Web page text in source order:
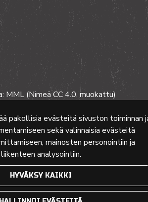
pakollisia evästeitä sivuston toiminnan
sekä valinnaisia evästeitä
mainosten personointiin ja
liikenteen analysointiin.
HYVÄKSY KAIKKI
MML (Nimeä CC 4.0, muokattu)
atFlow Oy